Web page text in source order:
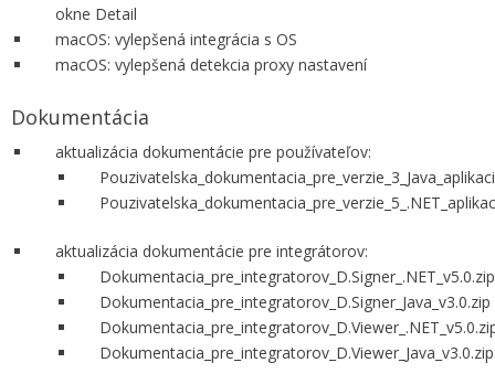
okne Detail
macOS: vylepšená integrácia s OS
macOS: vylepšená detekcia proxy nastavení
Dokumentácia
aktualizácia dokumentácie pre používateľov:
aktualizácia dokumentácie pre integrátorov:
Dokumentacia_pre_integratorov_D.Signer_.NET_v5.0.zip
Dokumentacia_pre_integratorov_D.Signer_Java_v3.0.zip
Dokumentacia_pre_integratorov_D.Viewer_Java_v3.0.zip